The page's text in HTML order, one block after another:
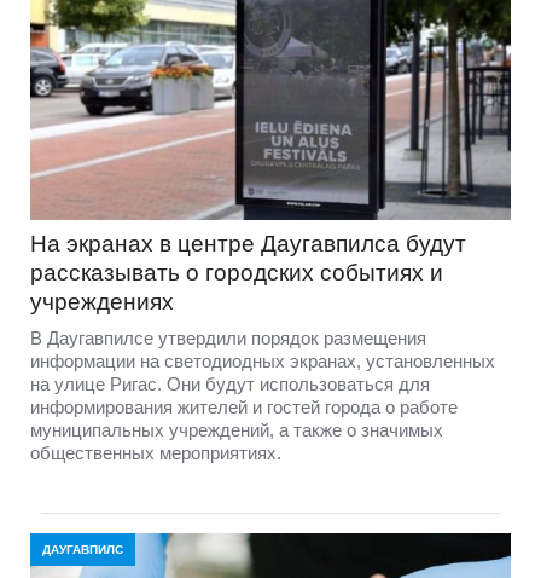
На экранах в центре Даугавпилса будут
рассказывать о городских событиях и
учреждениях
В Даугавпилсе утвердили порядок размещения
информации на светодиодных экранах, установленных
на улице Ригас. Они будут использоваться для
информирования жителей и гостей города о работе
муниципальных учреждений, а также о значимых
общественных мероприятиях.
ДАУГАВПИЛС